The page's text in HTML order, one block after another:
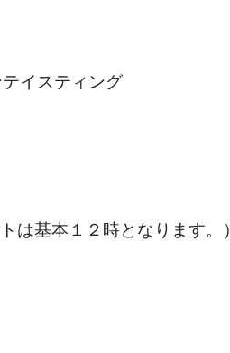
イスティング
は基本１２時となります。）